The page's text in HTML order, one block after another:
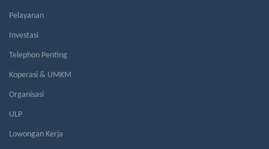
Pelayanan
Investasi
Telephon Penting
Koperasi & UMKM
Organisasi
ULP
Lowongan Kerja